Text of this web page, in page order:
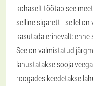
kohaselt töötab see
selline sigarett - sellel on
kasutada erinevalt:
See on valmistatud
lahustatakse sooja
roogades keedetakse